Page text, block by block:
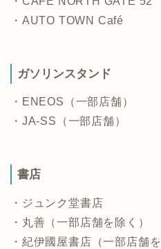
・AUTO TOWN Café
ガソリンスタンド
・ENEOS（一部店舗）
・JA-SS（一部店舗）
書店
・ジュンク堂書店
・丸善（一部店舗を除く）
・紀伊國屋書店（一部店舗を